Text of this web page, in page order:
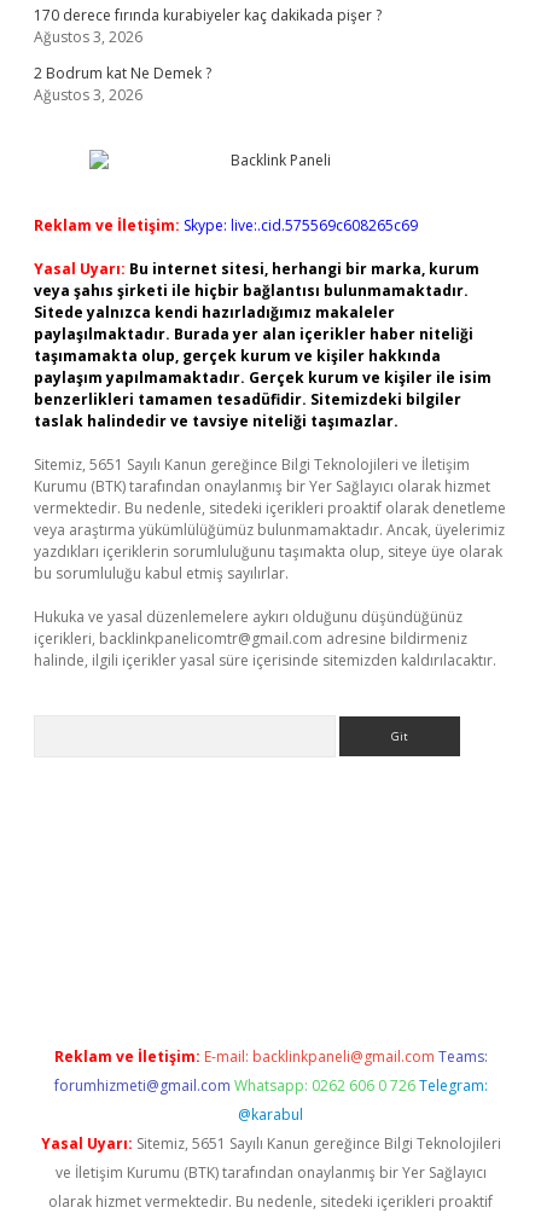
170 derece fırında kurabiyeler kaç dakikada pişer ?
Ağustos 3, 2026
2 Bodrum kat Ne Demek ?
Ağustos 3, 2026
Reklam ve İletişim: Skype: live:.cid.575569c608265c69
Yasal Uyarı: Bu internet sitesi, herhangi bir marka, kurum
veya şahıs şirketi ile hiçbir bağlantısı bulunmamaktadır.
Sitede yalnızca kendi hazırladığımız makaleler
paylaşılmaktadır. Burada yer alan içerikler haber niteliği
taşımamakta olup, gerçek kurum ve kişiler hakkında
paylaşım yapılmamaktadır. Gerçek kurum ve kişiler ile isim
benzerlikleri tamamen tesadüfidir. Sitemizdeki bilgiler
taslak halindedir ve tavsiye niteliği taşımazlar.
Sitemiz, 5651 Sayılı Kanun gereğince Bilgi Teknolojileri ve İletişim
Kurumu (BTK) tarafından onaylanmış bir Yer Sağlayıcı olarak hizmet
vermektedir. Bu nedenle, sitedeki içerikleri proaktif olarak denetleme
veya araştırma yükümlülüğümüz bulunmamaktadır. Ancak, üyelerimiz
yazdıkları içeriklerin sorumluluğunu taşımakta olup, siteye üye olarak
bu sorumluluğu kabul etmiş sayılırlar.
Hukuka ve yasal düzenlemelere aykırı olduğunu düşündüğünüz
içerikleri, backlinkpanelicomtr@gmail.com adresine bildirmeniz
halinde, ilgili içerikler yasal süre içerisinde sitemizden kaldırılacaktır.
Reklam ve İletişim: E-mail: backlinkpaneli@gmail.com Teams:
forumhizmeti@gmail.com Whatsapp: 0262 606 0 726 Telegram:
@karabul
Yasal Uyarı: Sitemiz, 5651 Sayılı Kanun gereğince Bilgi Teknolojileri
ve İletişim Kurumu (BTK) tarafından onaylanmış bir Yer Sağlayıcı
olarak hizmet vermektedir. Bu nedenle, sitedeki içerikleri proaktif